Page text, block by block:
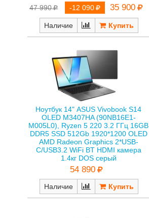
47 990 -12 090 35 900
Наличие
Ноутбук 14" ASUS Vivobook S14
OLED M3407HA (90NB16E1-
M005L0), Ryzen 5 220 3.2 ГГц 16GB
DDR5 SSD 512Gb 1920*1200 OLED
AMD Radeon Graphics 2*USB-
C/USB3.2 WiFi BT HDMI камера
1.4кг DOS серый
54 890
Наличие